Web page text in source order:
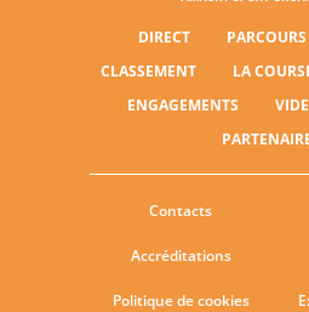
DIRECT PARCOURS
CLASSEMENT
LA
ENGAGEMENTS
Contacts
Accréditations
Politique de cookies